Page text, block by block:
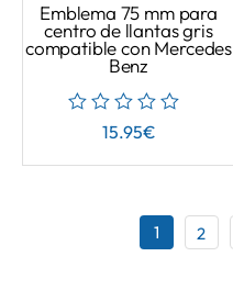
Emblema 75 mm para
centro de llantas gris
compatible con Mercedes
Benz
15.95€
1 2